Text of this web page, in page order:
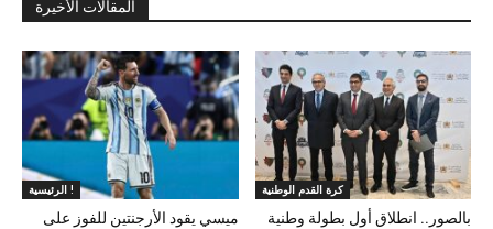
المقالات الأخيرة
الرئيسية !
ميسي يقود الأرجنتين للفوز على
كرة القدم الوطنية
بالصور.. انطلاق أول بطولة وطنية